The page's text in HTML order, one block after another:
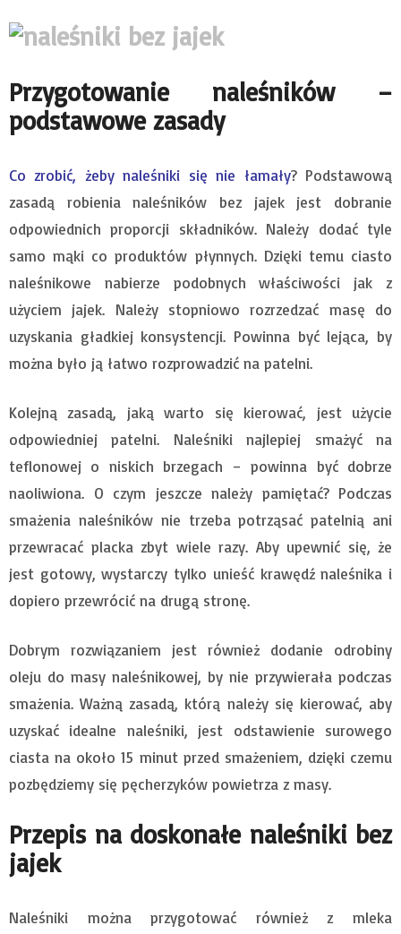
Przygotowanie naleśników –
podstawowe zasady
Co zrobić, żeby naleśniki się nie łamały? Podstawową
zasadą robienia naleśników bez jajek jest dobranie
odpowiednich proporcji składników. Należy dodać tyle
samo mąki co produktów płynnych. Dzięki temu ciasto
naleśnikowe nabierze podobnych właściwości jak z
użyciem jajek. Należy stopniowo rozrzedzać masę do
uzyskania gładkiej konsystencji. Powinna być lejąca, by
można było ją łatwo rozprowadzić na patelni.
Kolejną zasadą, jaką warto się kierować, jest użycie
odpowiedniej patelni. Naleśniki najlepiej smażyć na
teflonowej o niskich brzegach – powinna być dobrze
naoliwiona. O czym jeszcze należy pamiętać? Podczas
smażenia naleśników nie trzeba potrząsać patelnią ani
przewracać placka zbyt wiele razy. Aby upewnić się, że
jest gotowy, wystarczy tylko unieść krawędź naleśnika i
dopiero przewrócić na drugą stronę.
Dobrym rozwiązaniem jest również dodanie odrobiny
oleju do masy naleśnikowej, by nie przywierała podczas
smażenia. Ważną zasadą, którą należy się kierować, aby
uzyskać idealne naleśniki, jest odstawienie surowego
ciasta na około 15 minut przed smażeniem, dzięki czemu
pozbędziemy się pęcherzyków powietrza z masy.
Przepis na doskonałe naleśniki bez
jajek
Naleśniki można przygotować również z mleka